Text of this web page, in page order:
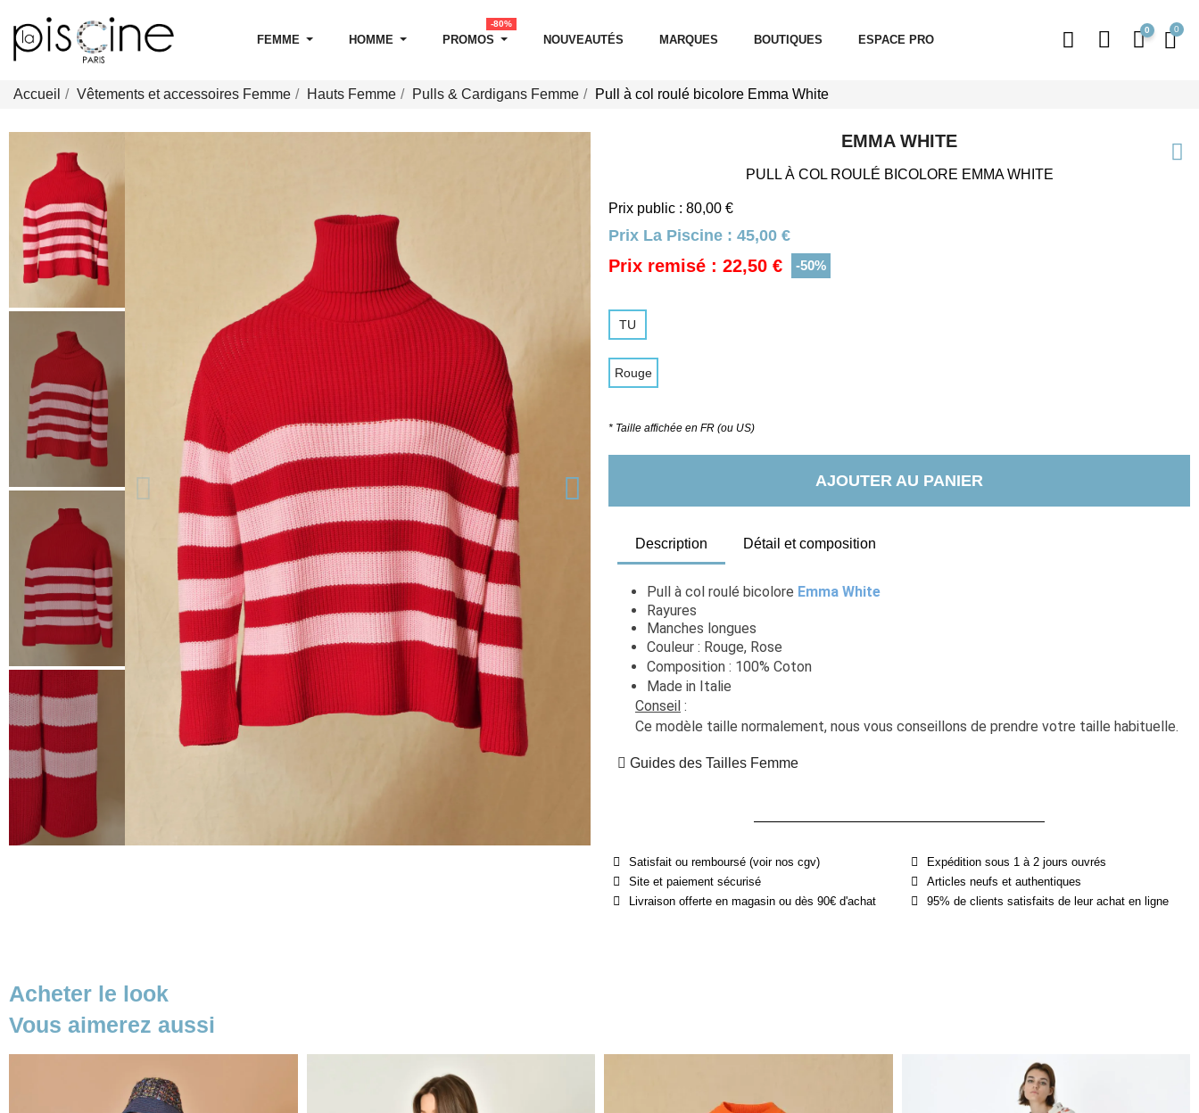
FEMME HOMME PROMOS
-80%
NOUVEAUTÉS MARQUES BOUTIQUES ESPACE PRO
0
Accueil Vêtements et accessoires Femme Hauts Femme Pulls & Cardigans Femme Pull à col roulé bicolore Emma White
EMMA WHITE
PULL À COL ROULÉ BICOLORE EMMA WHITE
Prix public : 80,00 €
Prix La Piscine : 45,00 €
Prix remisé : 22,50 € -50%
TU
Rouge
* Taille affichée en FR (ou US)
AJOUTER AU PANIER
Description Détail et composition
Pull à col roulé bicolore Emma White
Rayures
Manches longues
Couleur : Rouge, Rose
Composition : 100% Coton
Made in Italie
Conseil :
Guides des Tailles Femme
Satisfait ou remboursé (voir nos cgv)
Site et paiement sécurisé
Livraison offerte en magasin ou dès 90€ d'achat
Expédition sous 1 à 2 jours ouvrés
Articles neufs et authentiques
95% de clients satisfaits de leur achat en ligne
Acheter le look
Vous aimerez aussi